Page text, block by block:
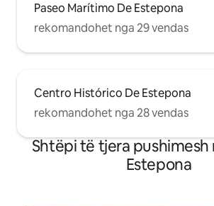
Paseo Marítimo De Estepona
rekomandohet nga 29 vendas
Centro Histórico De Estepona
rekomandohet nga 28 vendas
Shtëpi të tjera pushimesh
Estepona